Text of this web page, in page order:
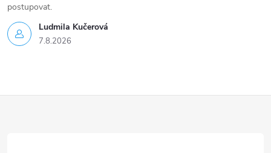
Ludmila Kučerová
7.8.2026
postupovat.